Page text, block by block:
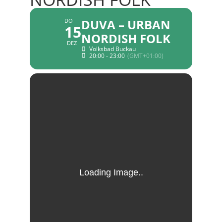
DO
15
DEZ
DUVA – URBAN
NORDISH FOLK
Volksbad Buckau
20:00 - 23:00 (GMT+01:00)